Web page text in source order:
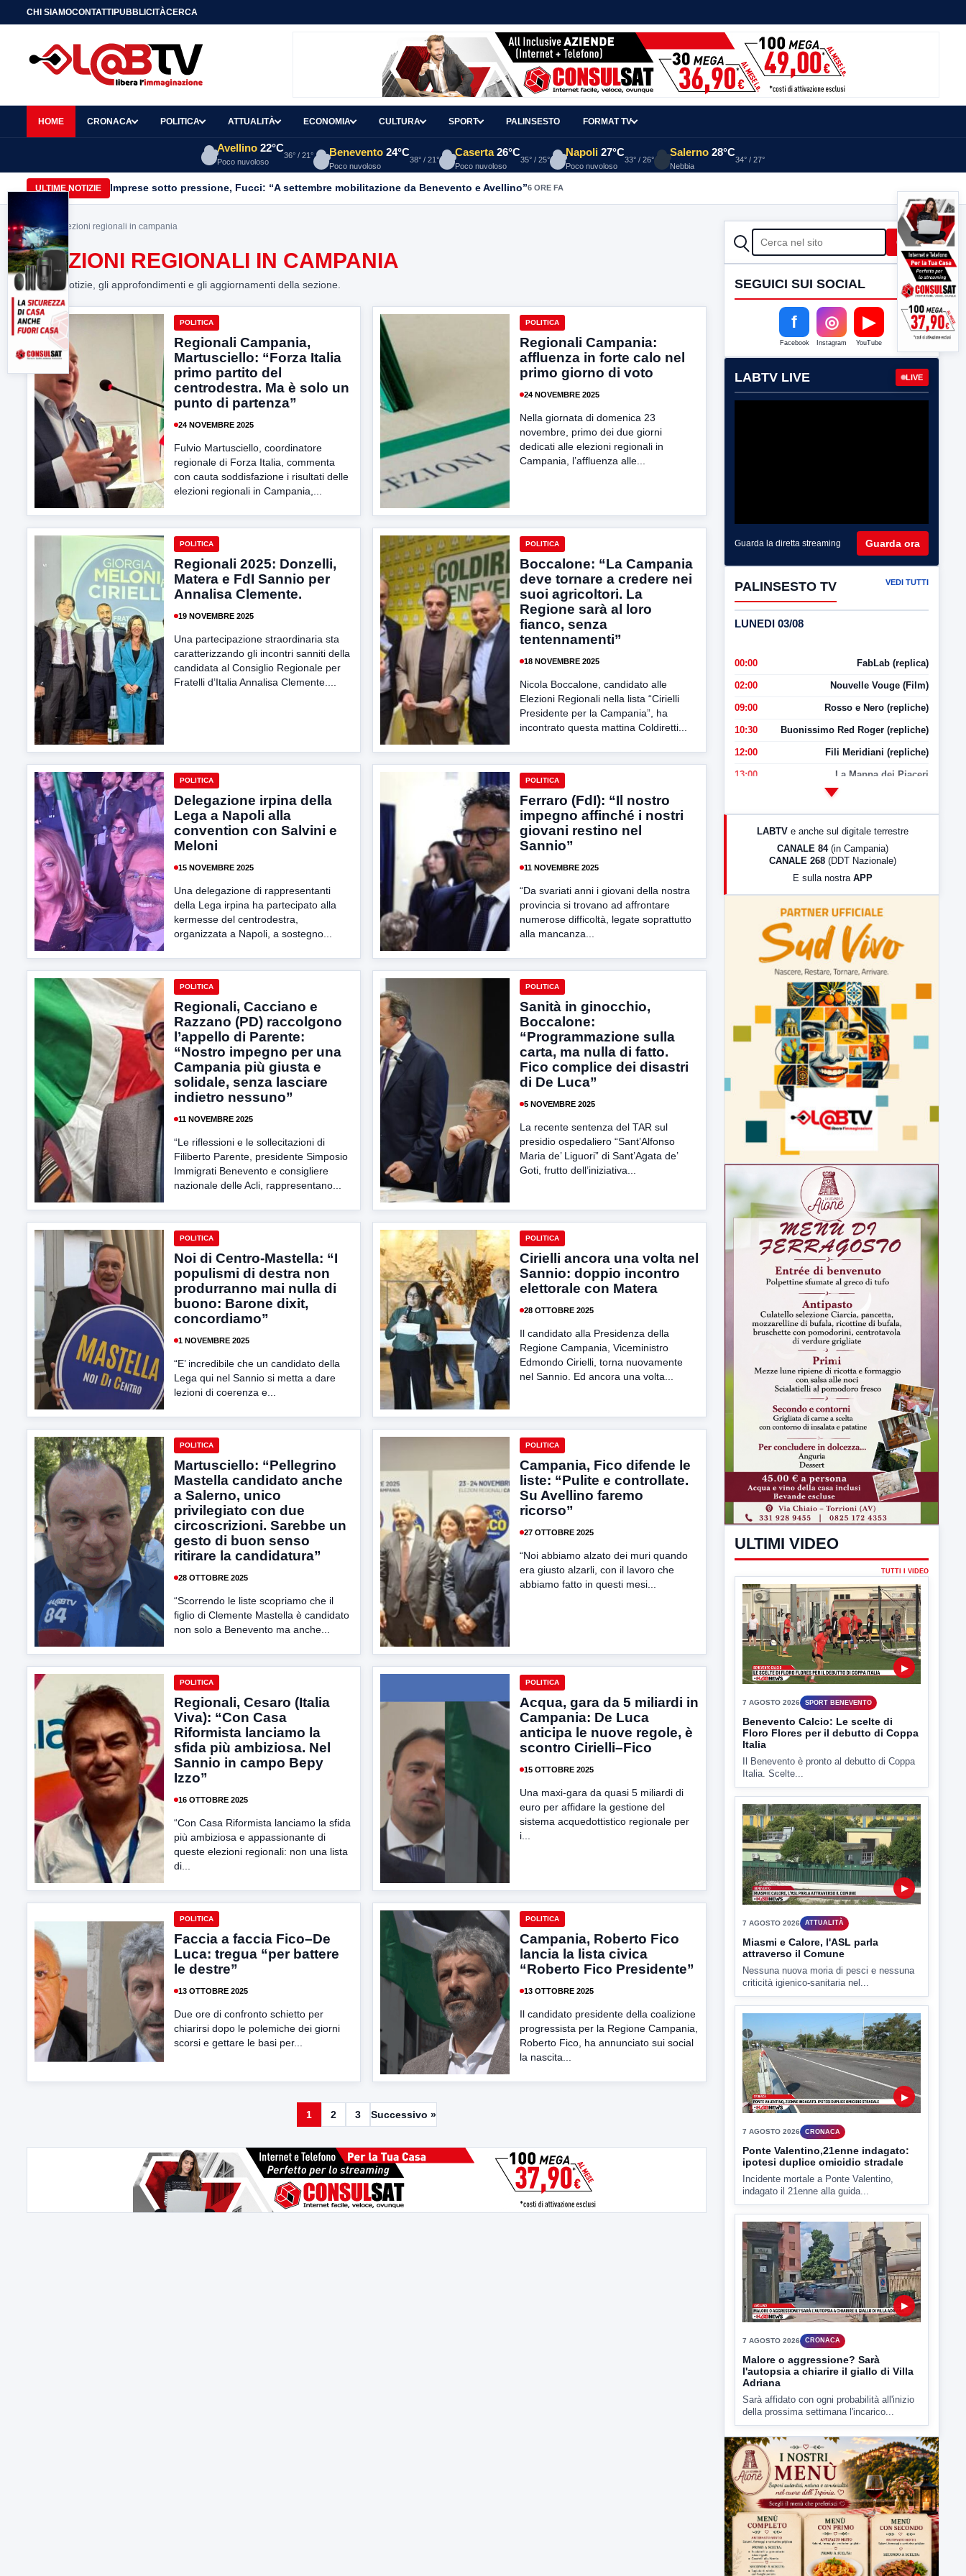
CHI SIAMOCONTATTIPUBBLICITÀCERCA
HOME CRONACA POLITICA ATTUALITÀ ECONOMIA CULTURA SPORT PALINSESTO FORMAT TV
Avellino 22°C
Poco nuvoloso
36° / 21° Benevento 24°C
Poco nuvoloso
38° / 21°
Caserta 26°C
Poco nuvoloso
35° / 25°
Napoli 27°C
Poco nuvoloso
33° / 26°
Salerno 28°C
Nebbia
34° / 27°
ULTIME NOTIZIE Imprese sotto pressione, Fucci: “A settembre mobilitazione da Benevento e Avellino”6 ORE FA
Home> elezioni regionali in campania
ELEZIONI REGIONALI IN CAMPANIA
Tutte le notizie, gli approfondimenti e gli aggiornamenti della sezione.
POLITICA
Regionali Campania,
Martusciello: “Forza Italia
primo partito del
centrodestra. Ma è solo un
punto di partenza”
24 NOVEMBRE 2025
Fulvio Martusciello, coordinatore
regionale di Forza Italia, commenta
con cauta soddisfazione i risultati delle
elezioni regionali in Campania,...
POLITICA
Regionali Campania:
affluenza in forte calo nel
primo giorno di voto
24 NOVEMBRE 2025
Nella giornata di domenica 23
novembre, primo dei due giorni
dedicati alle elezioni regionali in
Campania, l’affluenza alle...
POLITICA
Regionali 2025: Donzelli,
Matera e FdI Sannio per
Annalisa Clemente.
19 NOVEMBRE 2025
Una partecipazione straordinaria sta
caratterizzando gli incontri sanniti della
candidata al Consiglio Regionale per
Fratelli d’Italia Annalisa Clemente....
POLITICA
Boccalone: “La Campania
deve tornare a credere nei
suoi agricoltori. La
Regione sarà al loro
fianco, senza
tentennamenti”
18 NOVEMBRE 2025
Nicola Boccalone, candidato alle
Elezioni Regionali nella lista “Cirielli
Presidente per la Campania”, ha
incontrato questa mattina Coldiretti...
POLITICA
Delegazione irpina della
Lega a Napoli alla
convention con Salvini e
Meloni
15 NOVEMBRE 2025
Una delegazione di rappresentanti
della Lega irpina ha partecipato alla
kermesse del centrodestra,
organizzata a Napoli, a sostegno...
POLITICA
Ferraro (FdI): “Il nostro
impegno affinché i nostri
giovani restino nel
Sannio”
11 NOVEMBRE 2025
“Da svariati anni i giovani della nostra
provincia si trovano ad affrontare
numerose difficoltà, legate soprattutto
alla mancanza...
POLITICA
Regionali, Cacciano e
Razzano (PD) raccolgono
l’appello di Parente:
“Nostro impegno per una
Campania più giusta e
solidale, senza lasciare
indietro nessuno”
11 NOVEMBRE 2025
“Le riflessioni e le sollecitazioni di
Filiberto Parente, presidente Simposio
Immigrati Benevento e consigliere
nazionale delle Acli, rappresentano...
POLITICA
Sanità in ginocchio,
Boccalone:
“Programmazione sulla
carta, ma nulla di fatto.
Fico complice dei disastri
di De Luca”
5 NOVEMBRE 2025
La recente sentenza del TAR sul
presidio ospedaliero “Sant’Alfonso
Maria de’ Liguori” di Sant’Agata de’
Goti, frutto dell’iniziativa...
POLITICA
Noi di Centro-Mastella: “I
populismi di destra non
produrranno mai nulla di
buono: Barone dixit,
concordiamo”
1 NOVEMBRE 2025
“E’ incredibile che un candidato della
Lega qui nel Sannio si metta a dare
lezioni di coerenza e...
POLITICA
Cirielli ancora una volta nel
Sannio: doppio incontro
elettorale con Matera
28 OTTOBRE 2025
Il candidato alla Presidenza della
Regione Campania, Viceministro
Edmondo Cirielli, torna nuovamente
nel Sannio. Ed ancora una volta...
POLITICA
Martusciello: “Pellegrino
Mastella candidato anche
a Salerno, unico
privilegiato con due
circoscrizioni. Sarebbe un
gesto di buon senso
ritirare la candidatura”
28 OTTOBRE 2025
“Scorrendo le liste scopriamo che il
figlio di Clemente Mastella è candidato
non solo a Benevento ma anche...
POLITICA
Campania, Fico difende le
liste: “Pulite e controllate.
Su Avellino faremo
ricorso”
27 OTTOBRE 2025
“Noi abbiamo alzato dei muri quando
era giusto alzarli, con il lavoro che
abbiamo fatto in questi mesi...
POLITICA
Regionali, Cesaro (Italia
Viva): “Con Casa
Riformista lanciamo la
sfida più ambiziosa. Nel
Sannio in campo Bepy
Izzo”
16 OTTOBRE 2025
“Con Casa Riformista lanciamo la sfida
più ambiziosa e appassionante di
queste elezioni regionali: non una lista
di...
POLITICA
Acqua, gara da 5 miliardi in
Campania: De Luca
anticipa le nuove regole, è
scontro Cirielli–Fico
15 OTTOBRE 2025
Una maxi-gara da quasi 5 miliardi di
euro per affidare la gestione del
sistema acquedottistico regionale per
i...
POLITICA
Faccia a faccia Fico–De
Luca: tregua “per battere
le destre”
13 OTTOBRE 2025
Due ore di confronto schietto per
chiarirsi dopo le polemiche dei giorni
scorsi e gettare le basi per...
POLITICA
Campania, Roberto Fico
lancia la lista civica
“Roberto Fico Presidente”
13 OTTOBRE 2025
Il candidato presidente della coalizione
progressista per la Regione Campania,
Roberto Fico, ha annunciato sui social
la nascita...
1 2 3 Successivo »
CERCA Cerca
SEGUICI SUI SOCIAL
f
Facebook
◎
Instagram
▶
YouTube
LABTV LIVE LIVE
Guarda la diretta streaming Guarda ora
PALINSESTO TV VEDI TUTTI
LUNEDI 03/08
00:00 FabLab (replica)
02:00 Nouvelle Vouge (Film)
09:00 Rosso e Nero (repliche)
10:30 Buonissimo Red Roger (repliche)
12:00 Fili Meridiani (repliche)
13:00 La Mappa dei Piaceri
LabNews (Diretta)
LabNews (replica)
LABTV e anche sul digitale terrestre
CANALE 84 (in Campania)
CANALE 268 (DDT Nazionale)
E sulla nostra APP
ULTIMI VIDEO
TUTTI I VIDEO
▶
7 AGOSTO 2026 SPORT BENEVENTO
Benevento Calcio: Le scelte di
Floro Flores per il debutto di Coppa
Italia
Il Benevento è pronto al debutto di Coppa
Italia. Scelte...
▶
7 AGOSTO 2026 ATTUALITÀ
Miasmi e Calore, l'ASL parla
attraverso il Comune
Nessuna nuova moria di pesci e nessuna
criticità igienico-sanitaria nel...
▶
7 AGOSTO 2026 CRONACA
Ponte Valentino,21enne indagato:
ipotesi duplice omicidio stradale
Incidente mortale a Ponte Valentino,
indagato il 21enne alla guida...
▶
7 AGOSTO 2026 CRONACA
Malore o aggressione? Sarà
l'autopsia a chiarire il giallo di Villa
Adriana
Sarà affidato con ogni probabilità all'inizio
della prossima settimana l'incarico...